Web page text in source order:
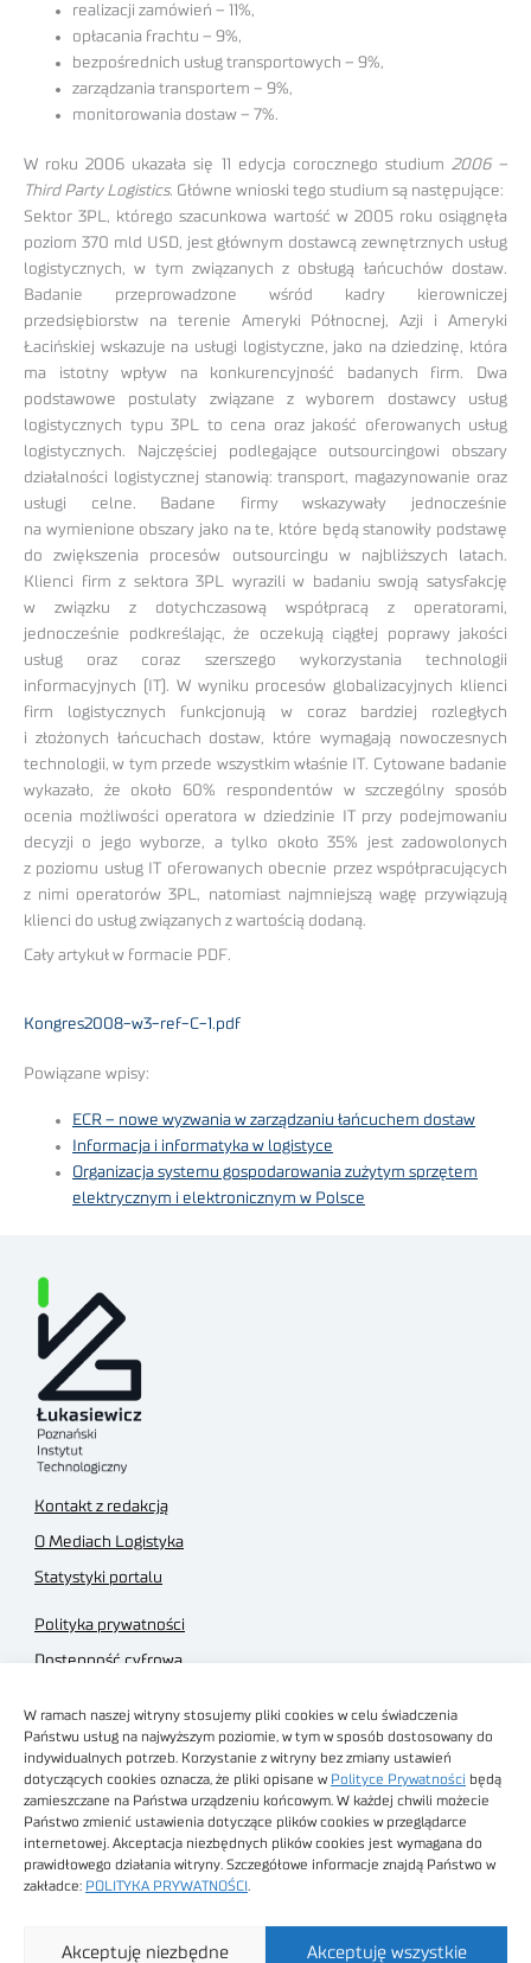
W ramach naszej witryny stosujemy pliki cookies w celu świadczenia
Państwu usług na najwyższym poziomie, w tym w sposób dostosowany do
indywidualnych potrzeb. Korzystanie z witryny bez zmiany ustawień
dotyczących cookies oznacza, że pliki opisane w Polityce Prywatności będą
zamieszczane na Państwa urządzeniu końcowym. W każdej chwili możecie
Państwo zmienić ustawienia dotyczące plików cookies w przeglądarce
internetowej. Akceptacja niezbędnych plików cookies jest wymagana do
prawidłowego działania witryny. Szczegółowe informacje znajdą Państwo w
zakładce: POLITYKA PRYWATNOŚCI
Akceptuję wszystkie
Akceptuję niezbędne
realizacji zamówień – 11%,
opłacania frachtu – 9%,
bezpośrednich usług transportowych – 9%,
zarządzania transportem – 9%,
monitorowania dostaw – 7%.
W roku 2006 ukazała się 11 edycja corocznego studium 2006 –
Third Party Logistics. Główne wnioski tego studium są następujące:
Sektor 3PL, którego szacunkowa wartość w 2005 roku osiągnęła
poziom 370 mld USD, jest głównym dostawcą zewnętrznych usług
logistycznych, w tym związanych z obsługą łańcuchów dostaw.
Badanie przeprowadzone wśród kadry kierowniczej
przedsiębiorstw na terenie Ameryki Północnej, Azji i Ameryki
Łacińskiej wskazuje na usługi logistyczne, jako na dziedzinę, która
ma istotny wpływ na konkurencyjność badanych firm. Dwa
podstawowe postulaty związane z wyborem dostawcy usług
logistycznych typu 3PL to cena oraz jakość oferowanych usług
logistycznych. Najczęściej podlegające outsourcingowi obszary
działalności logistycznej stanowią: transport, magazynowanie oraz
usługi celne. Badane firmy wskazywały jednocześnie
na wymienione obszary jako na te, które będą stanowiły podstawę
do zwiększenia procesów outsourcingu w najbliższych latach.
Klienci firm z sektora 3PL wyrazili w badaniu swoją satysfakcję
w związku z dotychczasową współpracą z operatorami,
jednocześnie podkreślając, że oczekują ciągłej poprawy jakości
usług oraz coraz szerszego wykorzystania technologii
informacyjnych (IT). W wyniku procesów globalizacyjnych klienci
firm logistycznych funkcjonują w coraz bardziej rozległych
i złożonych łańcuchach dostaw, które wymagają nowoczesnych
technologii, w tym przede wszystkim właśnie IT. Cytowane badanie
wykazało, że około 60% respondentów w szczególny sposób
ocenia możliwości operatora w dziedzinie IT przy podejmowaniu
decyzji o jego wyborze, a tylko około 35% jest zadowolonych
z poziomu usług IT oferowanych obecnie przez współpracujących
z nimi operatorów 3PL, natomiast najmniejszą wagę przywiązują
klienci do usług związanych z wartością dodaną.
Cały artykuł w formacie PDF.
Kongres2008-w3-ref-C-1.pdf
Powiązane wpisy:
ECR – nowe wyzwania w zarządzaniu łańcuchem dostaw
Informacja i informatyka w logistyce
Organizacja systemu gospodarowania zużytym sprzętem
elektrycznym i elektronicznym w Polsce
Kontakt z redakcją
O Mediach Logistyka
Statystyki portalu
Polityka prywatności
Dostępność cyfrowa
Regulamin sklepu
Obrazy stockowe
autorstwa